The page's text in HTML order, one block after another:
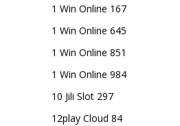
1 Win Online 167
1 Win Online 645
1 Win Online 851
1 Win Online 984
10 Jili Slot 297
12play Cloud 84